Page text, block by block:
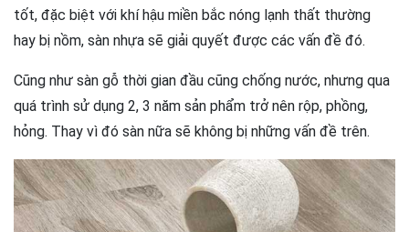
tốt, đặc biệt với khí hậu miền bắc nóng lạnh thất thường
hay bị nồm, sàn nhựa sẽ giải quyết được các vấn đề đó.
Cũng như sàn gỗ thời gian đầu cũng chống nước, nhưng qua
quá trình sử dụng 2, 3 năm sản phẩm trở nên rộp, phồng,
hỏng. Thay vì đó sàn nữa sẽ không bị những vấn đề trên.